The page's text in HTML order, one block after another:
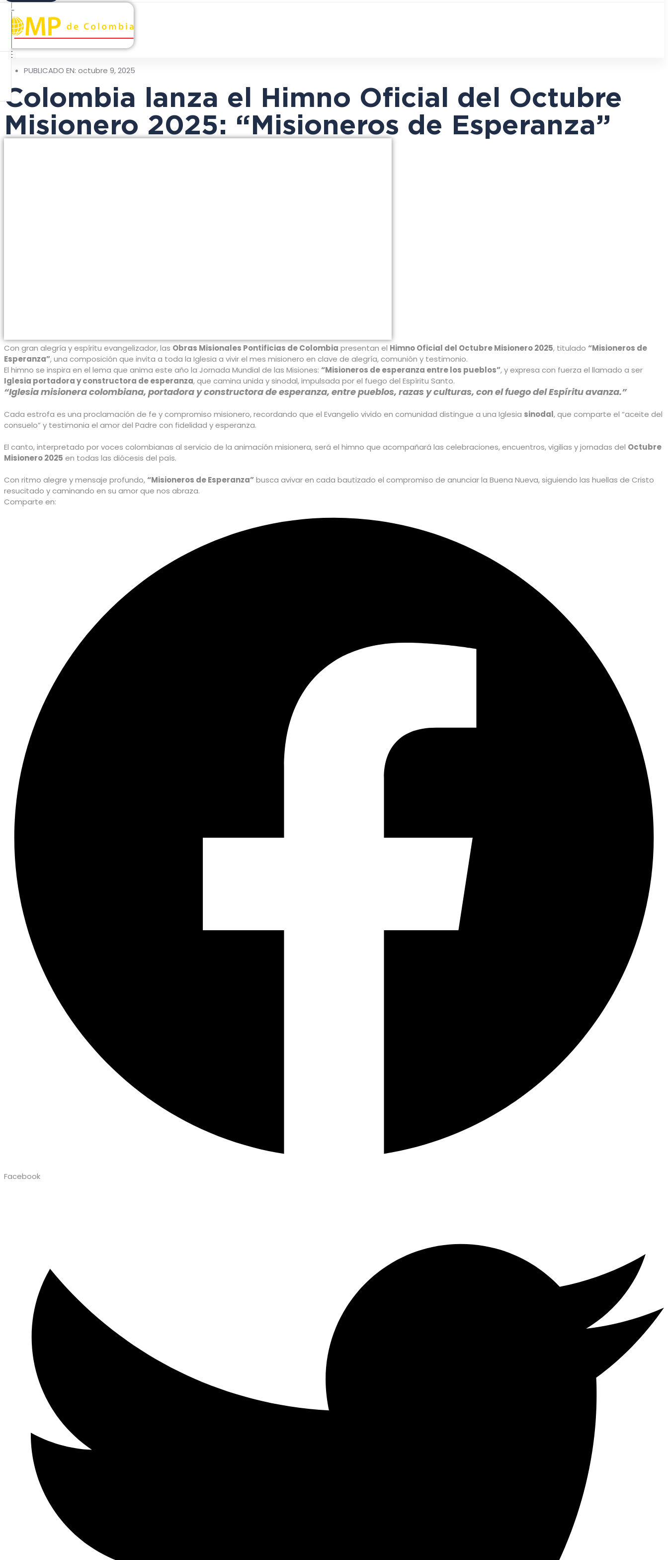
PUBLICADO EN: octubre 9, 2025
Colombia lanza el Himno Oficial del Octubre
Misionero 2025: “Misioneros de Esperanza”
Con gran alegría y espíritu evangelizador, las Obras Misionales Pontificias de Colombia presentan el Himno Oficial del Octubre Misionero 2025, titulado “Misioneros de
Esperanza”, una composición que invita a toda la Iglesia a vivir el mes misionero en clave de alegría, comunión y testimonio.
El himno se inspira en el lema que anima este año la Jornada Mundial de las Misiones: “Misioneros de esperanza entre los pueblos”, y expresa con fuerza el llamado a ser
Iglesia portadora y constructora de esperanza, que camina unida y sinodal, impulsada por el fuego del Espíritu Santo.
“Iglesia misionera colombiana, portadora y constructora de esperanza, entre pueblos, razas y culturas, con el fuego del Espíritu avanza.”
Cada estrofa es una proclamación de fe y compromiso misionero, recordando que el Evangelio vivido en comunidad distingue a una Iglesia sinodal, que comparte el “aceite del
consuelo” y testimonia el amor del Padre con fidelidad y esperanza.
El canto, interpretado por voces colombianas al servicio de la animación misionera, será el himno que acompañará las celebraciones, encuentros, vigilias y jornadas del Octubre
Misionero 2025 en todas las diócesis del país.
Con ritmo alegre y mensaje profundo,“Misioneros de Esperanza”busca avivar en cada bautizado el compromiso de anunciar la Buena Nueva, siguiendo las huellas de Cristo
resucitado y caminando en su amor que nos abraza.
Comparte en:
Facebook